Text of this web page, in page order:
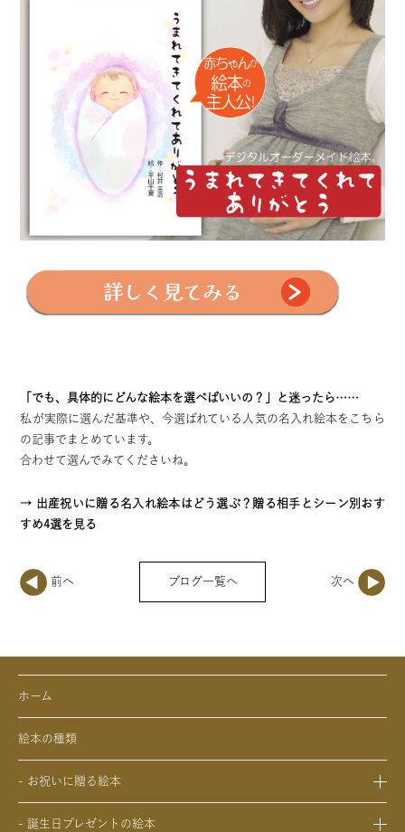
「でも、具体的にどんな絵本を選べばいいの？」と迷ったら……
私が実際に選んだ基準や、今選ばれている人気の名入れ絵本をこちら
の記事でまとめています。
合わせて選んでみてくださいね。
→ 出産祝いに贈る名入れ絵本はどう選ぶ？贈る相手とシーン別おす
すめ4選を見る
ブログ一覧へ
ホーム
絵本の種類
- お祝いに贈る絵本
- 誕生日プレゼントの絵本